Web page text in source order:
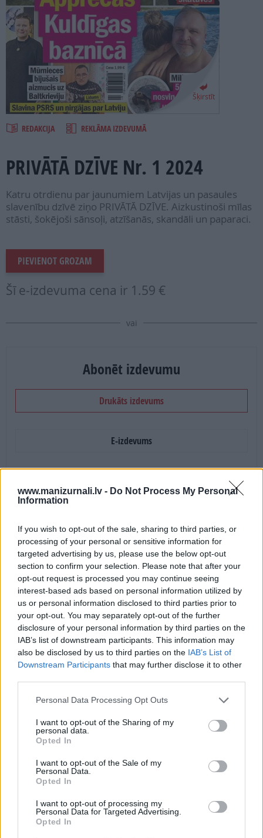
www.manizurnali.lv - Do Not Process My Personal
Information
If you wish to opt-out of the sale, sharing to third parties, or
processing of your personal or sensitive information for
targeted advertising by us, please use the below opt-out
section to confirm your selection. Please note that after your
opt-out request is processed you may continue seeing
interest-based ads based on personal information utilized by
us or personal information disclosed to third parties prior to
your opt-out. You may separately opt-out of the further
disclosure of your personal information by third parties on the
IAB’s list of downstream participants. This information may
also be disclosed by us to third parties on the IAB’s List of
Downstream Participants that may further disclose it to other
Personal Data Processing Opt Outs
I want to opt-out of the Sharing of my
personal data.
Opted In
I want to opt-out of the Sale of my
Personal Data.
Opted In
I want to opt-out of processing my
Personal Data for Targeted Advertising.
Opted In
SEARCH
Šķirstīt
REDAKCIJA REKLĀMA IZDEVUMĀ
PRIVĀTĀ DZĪVE Nr. 1 2024
Katru otrdienu par jaunumiem Latvijas un pasaules
slavenību dzīvē ziņo PRIVĀTĀ DZĪVE. Aizkustinoši mīlas
stāsti, šokējoši sānsoļi, atzīšanās, skandāli un paparaci.
PIEVIENOT GROZAM
Šī e-izdevuma cena ir 1.59 €
vai
Abonēt izdevumu
Drukāts izdevums
E-izdevums
2026. gada septembris
Mēnešu skaits:
4 mēneši /36.00 Eur
17 izdevumi / 2.12 Eur par izdevumu *
*Visas cenas portālā ManiZurnali.lv norādītas € ar PVN.
Žurnālu izdevumu skaits var atšķirties, kā to nosaka Lietošanas
noteikumi
E-izdevumu arhīvs